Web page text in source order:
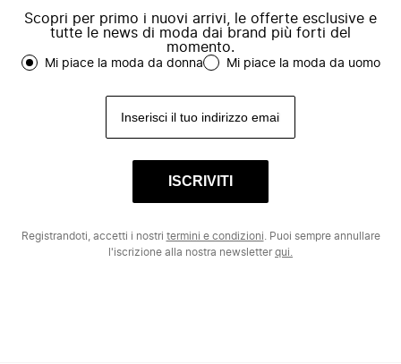
Scopri per primo i nuovi arrivi, le offerte esclusive e
tutte le news di moda dai brand più forti del
momento.
Mi piace la moda da donna Mi piace la moda da uomo
ISCRIVITI
Registrandoti, accetti i nostri termini e condizioni . Puoi sempre annullare
l'iscrizione alla nostra newsletterqui.